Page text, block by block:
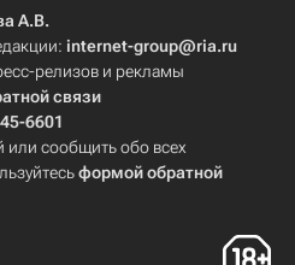
А.В.
internet-group@ria.ru
релизов и рекламы
связи
6601
или сообщить обо всех
формой обратной